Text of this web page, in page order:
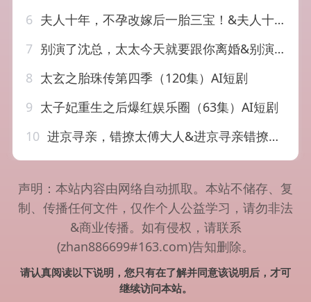
6 夫人十年，不孕改嫁后一胎三宝！&夫人十年不孕改嫁后一胎三宝（60集）AI短剧
7 别演了沈总，太太今天就要跟你离婚&别演了沈总太太今天就要跟你离婚（40集）AI短剧
8 太玄之胎珠传第四季（120集）AI短剧
9 太子妃重生之后爆红娱乐圈（63集）AI短剧
10 进京寻亲，错撩太傅大人&进京寻亲错撩太傅大人（49集）AI短剧
声明：本站内容由网络自动抓取。本站不储存、复
制、传播任何文件，仅作个人公益学习，请勿非法
&商业传播。如有侵权，请联系
(zhan886699#163.com)告知删除。
请认真阅读以下说明，您只有在了解并同意该说明后，才可
继续访问本站。